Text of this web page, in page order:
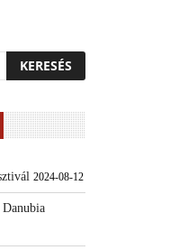
2024-08-12